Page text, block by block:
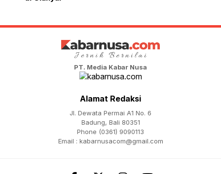
PT. Media Kabar Nusa
Alamat Redaksi
Jl. Dewata Permai A1 No. 6
Badung, Bali 80351
Phone (0361) 9090113
Email : kabarnusacom@gmail.com